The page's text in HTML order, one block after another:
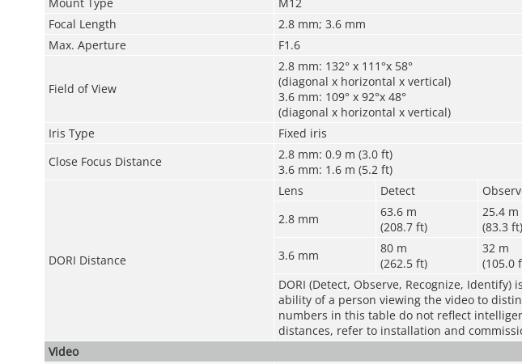
Focal Length
2.8 mm; 3.6 mm
Max. Aperture
F1.6
Field of View
2.8 mm: 132° x 111°x 58°
(diagonal x horizontal x vertical)
3.6 mm: 109° x 92°x 48°
(diagonal x horizontal x vertical)
Iris Type
Fixed iris
Close Focus Distance
2.8 mm: 0.9 m (3.0 ft)
3.6 mm: 1.6 m (5.2 ft)
DORI Distance
Lens Detect
2.8 mm
63.6 m
(208.7 ft)
25.4 m
(83.3 ft)
3.6 mm
80 m
(262.5 ft)
32 m
(105.0
DORI (Detect, Observe, Recognize,
ability of a person viewing the video to
numbers in this table do not reflect
distances, refer to installation and
Video